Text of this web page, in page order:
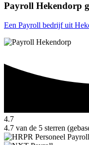
Payroll Hekendorp
Een Payroll bedrijf uit
4.7
4.7 van de 5 sterren